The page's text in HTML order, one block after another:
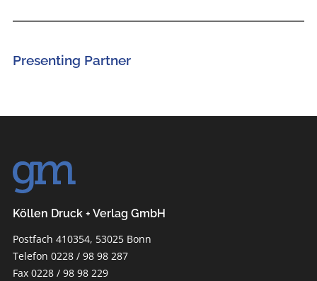
Presenting Partner
Köllen Druck + Verlag GmbH
Postfach 410354, 53025 Bonn
Telefon 0228 / 98 98 287
Fax 0228 / 98 98 229